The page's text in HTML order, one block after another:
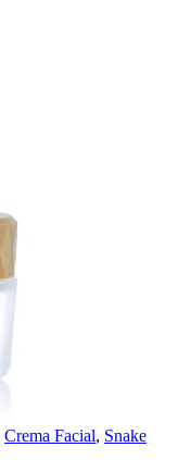
Crema Facial, Snake